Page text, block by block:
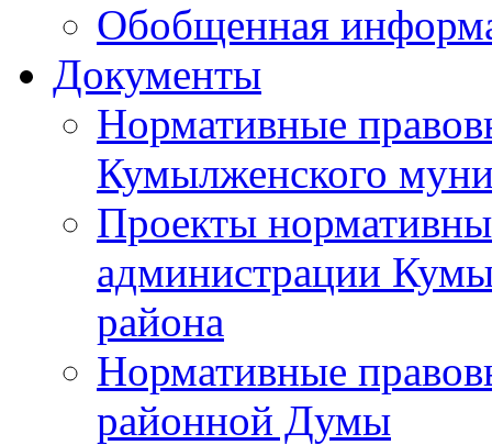
Обобщенная
Документы
Нормативные
Кумылженского
Проекты
администрации
района
Нормативные
районной Думы